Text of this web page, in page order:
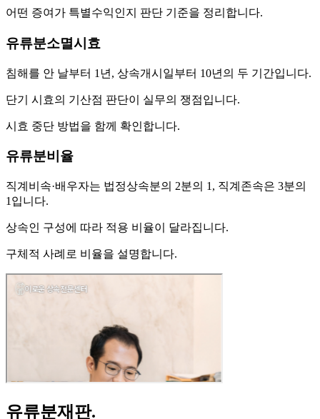
어떤 증여가 특별수익인지 판단 기준을 정리합니다.
유류분소멸시효
침해를 안 날부터 1년, 상속개시일부터 10년의 두 기간입니다.
단기 시효의 기산점 판단이 실무의 쟁점입니다.
시효 중단 방법을 함께 확인합니다.
유류분비율
직계비속·배우자는 법정상속분의 2분의 1, 직계존속은 3분의
1입니다.
상속인 구성에 따라 적용 비율이 달라집니다.
구체적 사례로 비율을 설명합니다.
유류분재판.